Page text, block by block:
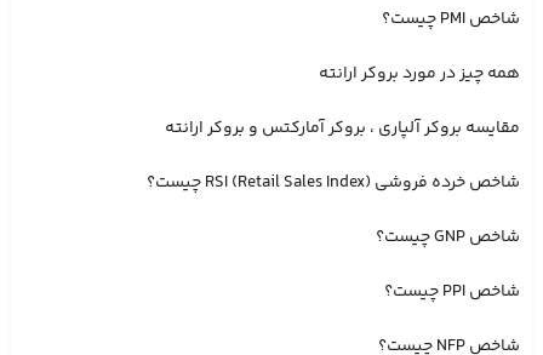
شاخص PMI چیست؟
همه چیز در مورد بروکر ارانته
مقایسه بروکر آلپاری ، بروکر آمارکتس و بروکر ارانته
شاخص خرده فروشی RSI (Retail Sales Index) چیست؟
شاخص GNP چیست؟
شاخص PPI چیست؟
شاخص NFP چیست؟